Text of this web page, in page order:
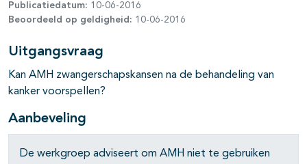
open- en dichtklappen
Publicatiedatum: 10-06-2016
Beoordeeld op geldigheid: 10-06-2016
Uitgangsvraag
Kan AMH zwangerschapskansen na de behandeling van
kanker voorspellen?
Aanbeveling
De werkgroep adviseert om AMH niet te gebruiken